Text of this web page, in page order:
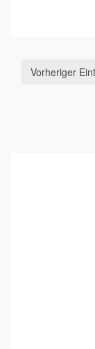
Vorheriger